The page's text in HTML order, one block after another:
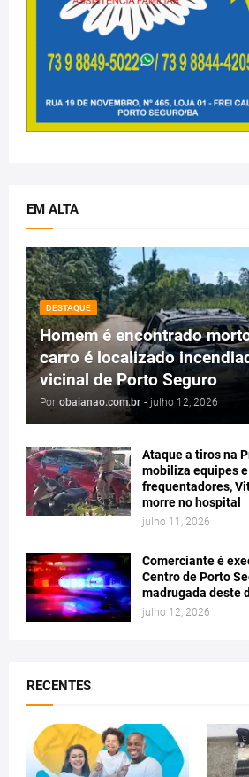
EM ALTA
DESTAQUE
Homem é encontrado
carro é localizado
vicinal de Porto Seguro
Por obaianao.com.br - julho 12, 2026
Ataque a tiros na
mobiliza equipes
frequentadores,
morre no hospital
julho 11, 2026
Comerciante é
Centro de Porto
madrugada deste
julho 12, 2026
RECENTES